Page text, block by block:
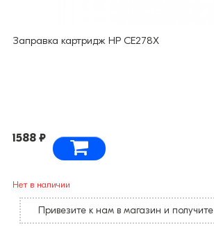
Заправка картридж HP CE278X
1588 ₽
Нет в наличии
Привезите к нам в магазин и получите